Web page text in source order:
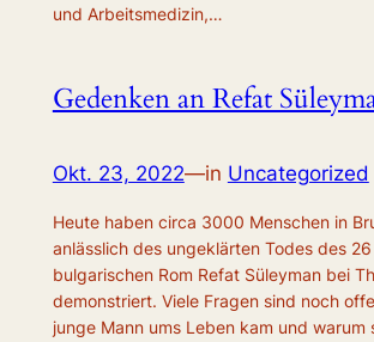
und Arbeitsmedizin,…
Gedenken an Refat
Okt. 23, 2022—in Uncategorized
Heute haben circa 3000 Menschen in
anlässlich des ungeklärten Todes des
bulgarischen Rom Refat Süleyman bei
demonstriert. Viele Fragen sind noch
junge Mann ums Leben kam und warum